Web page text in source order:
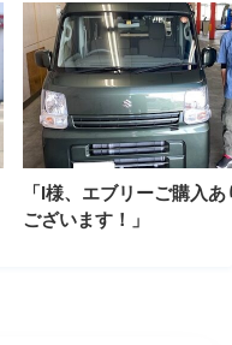
「I様、エブリーご購入
ございます！」